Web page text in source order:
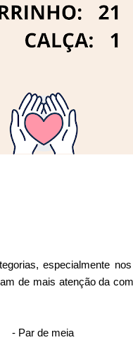
especialmente
de mais atenção da
- Par de meia